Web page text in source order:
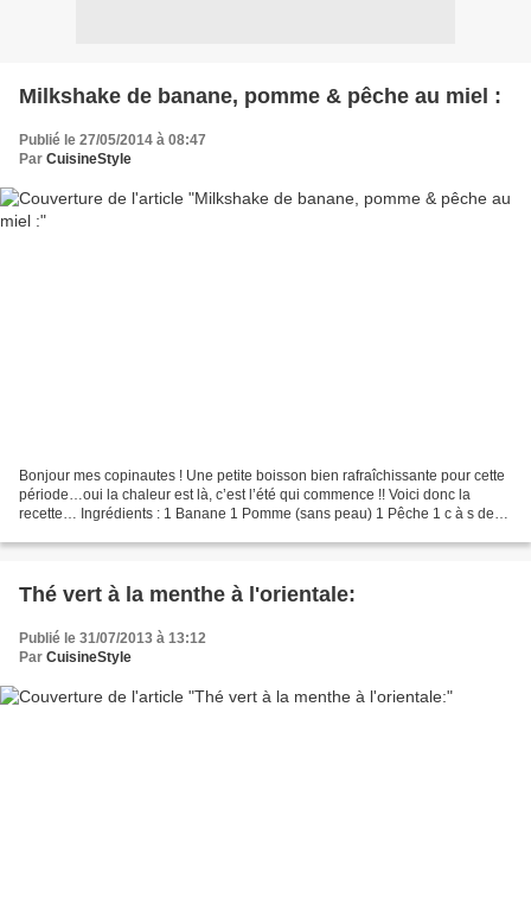
Milkshake de banane, pomme & pêche au miel :
Publié le 27/05/2014 à 08:47
Par CuisineStyle
Bonjour mes copinautes ! Une petite boisson bien rafraîchissante pour cette
période…oui la chaleur est là, c’est l’été qui commence !! Voici donc la
recette… Ingrédients : 1 Banane 1 Pomme (sans peau) 1 Pêche 1 c à s de
Thé vert à la menthe à l'orientale:
Publié le 31/07/2013 à 13:12
Par CuisineStyle